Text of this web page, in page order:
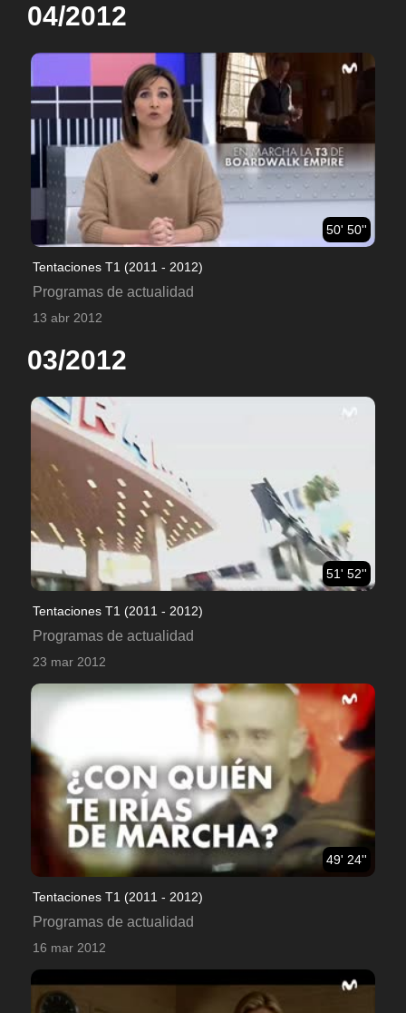
04/2012
50' 50''
Tentaciones T1 (2011 - 2012)
Programas de actualidad
13 abr 2012
03/2012
51' 52''
Tentaciones T1 (2011 - 2012)
Programas de actualidad
23 mar 2012
49' 24''
Tentaciones T1 (2011 - 2012)
Programas de actualidad
16 mar 2012